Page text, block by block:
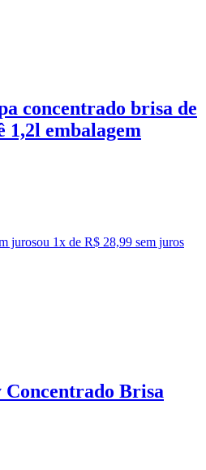
concentrado brisa de
1,2l embalagem
jurosou 1x de R$ 28,99 sem juros
Brisa